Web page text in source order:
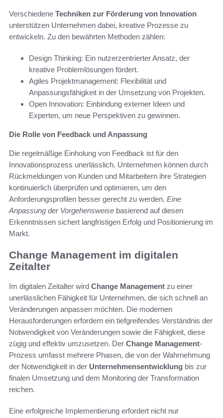
Verschiedene Techniken zur Förderung von Innovation
unterstützen Unternehmen dabei, kreative Prozesse zu
entwickeln. Zu den bewährten Methoden zählen:
Design Thinking: Ein nutzerzentrierter Ansatz, der
kreative Problemlösungen fördert.
Agiles Projektmanagement: Flexibilität und
Anpassungsfähigkeit in der Umsetzung von Projekten.
Open Innovation: Einbindung externer Ideen und
Experten, um neue Perspektiven zu gewinnen.
Die Rolle von Feedback und Anpassung
Die regelmäßige Einholung von Feedback ist für den
Innovationsprozess unerlässlich. Unternehmen können durch
Rückmeldungen von Kunden und Mitarbeitern ihre Strategien
kontinuierlich überprüfen und optimieren, um den
Anforderungsprofilen besser gerecht zu werden. Eine
Anpassung der Vorgehensweise basierend auf diesen
Erkenntnissen sichert langfristigen Erfolg und Positionierung im
Markt.
Change Management im digitalen
Zeitalter
Im digitalen Zeitalter wird Change Management zu einer
unerlässlichen Fähigkeit für Unternehmen, die sich schnell an
Veränderungen anpassen möchten. Die modernen
Herausforderungen erfordern ein tiefgreifendes Verständnis der
Notwendigkeit von Veränderungen sowie die Fähigkeit, diese
zügig und effektiv umzusetzen. Der Change Management-
Prozess umfasst mehrere Phasen, die von der Wahrnehmung
der Notwendigkeit in der Unternehmensentwicklung bis zur
finalen Umsetzung und dem Monitoring der Transformation
reichen.
Eine erfolgreiche Implementierung erfordert nicht nur